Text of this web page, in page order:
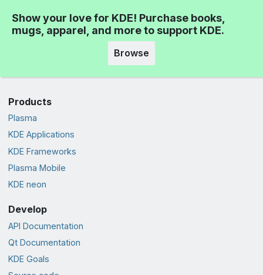
Show your love for KDE! Purchase books,
mugs, apparel, and more to support KDE.
Browse
Products
Plasma
KDE Applications
KDE Frameworks
Plasma Mobile
KDE neon
Develop
API Documentation
Qt Documentation
KDE Goals